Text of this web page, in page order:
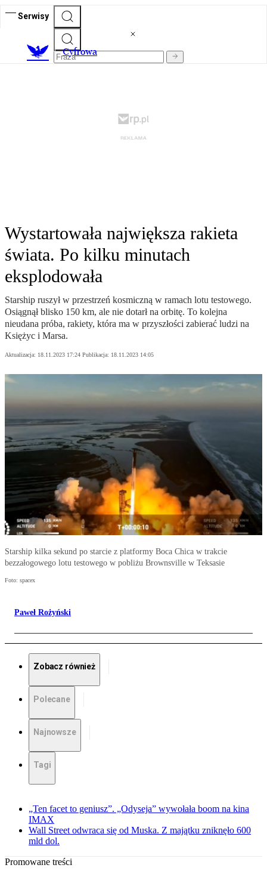
Serwisy
Cyfrowa
Wystartowała największa rakieta
świata. Po kilku minutach
eksplodowała
Starship ruszył w przestrzeń kosmiczną w ramach lotu testowego.
Osiągnął blisko 150 km, ale nie dotarł na orbitę. To kolejna
nieudana próba, rakiety, która ma w przyszłości zabierać ludzi na
Księżyc i Marsa.
Aktualizacja: 18.11.2023 17:24 Publikacja: 18.11.2023 14:05
Starship kilka sekund po starcie z platformy Boca Chica w trakcie
bezzałogowego lotu testowego w pobliżu Brownsville w Teksasie
Foto: spacex
Paweł Rożyński
Zobacz również
Polecane
Najnowsze
Tagi
„Ten facet to geniusz”. „Odyseja” wywołała boom na kina
IMAX
Wall Street odwraca się od Muska. Z majątku zniknęło 600
mld dol.
Promowane treści